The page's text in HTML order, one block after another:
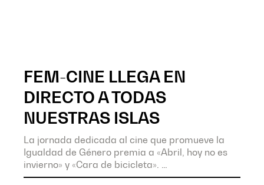
FEM-CINE LLEGA EN
DIRECTO A TODAS
NUESTRAS ISLAS
La jornada dedicada al cine que promueve la
Igualdad de Género premia a «Abril, hoy no es
invierno» y «Cara de bicicleta».